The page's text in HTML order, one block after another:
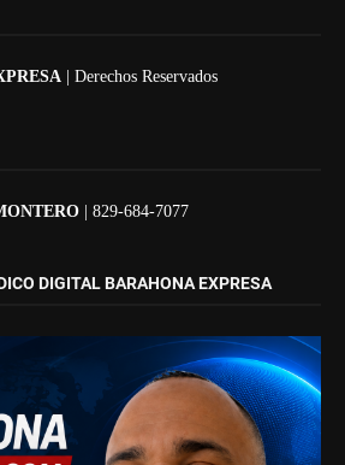
| Derechos Reservados
| 829-684-7077
DIGITAL BARAHONA EXPRESA